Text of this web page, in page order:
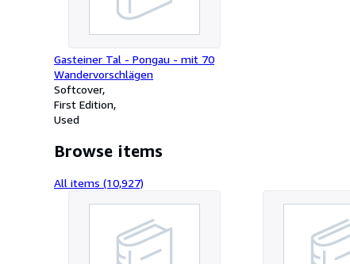
Gasteiner Tal - Pongau - mit 70
Wandervorschlägen
Softcover
First Edition
Used
Browse items
All items (10,927)